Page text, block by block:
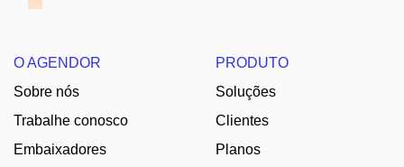
O AGENDOR
Sobre nós
Trabalhe conosco
Embaixadores
PRODUTO
Soluções
Clientes
Planos